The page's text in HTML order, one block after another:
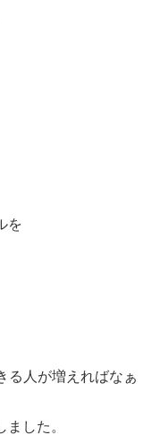
を
る人が増えればなぁ
した。